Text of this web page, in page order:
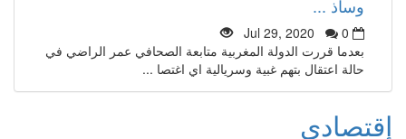
وسأذ ...
Jul 29, 2020
0
بعدما قررت الدولة المغربية متابعة الصحافي عمر الراضي في
حالة اعتقال بتهم غبية وسريالية اي اغتصا ...
إقتصادي